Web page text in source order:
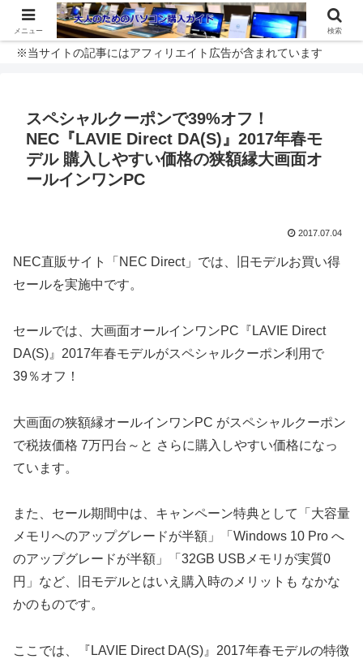
※当サイトの記事にはアフィリエイト広告が含まれています
スペシャルクーポンで39%オフ！
NEC『LAVIE Direct DA(S)』2017年春モ
デル 購入しやすい価格の狭額縁大画面オ
ールインワンPC
2017.07.04
NEC直販サイト「NEC Direct」では、旧モデルお買い得
セールを実施中です。
セールでは、大画面オールインワンPC『LAVIE Direct
DA(S)』2017年春モデルがスペシャルクーポン利用で
39％オフ！
大画面の狭額縁オールインワンPC がスペシャルクーポン
で税抜価格 7万円台～と さらに購入しやすい価格になっ
ています。
また、セール期間中は、キャンペーン特典として「大容量
メモリへのアップグレードが半額」「Windows 10 Pro へ
のアップグレードが半額」「32GB USBメモリが実質0
円」など、旧モデルとはいえ購入時のメリットも なかな
かのものです。
ここでは、『LAVIE Direct DA(S)』2017年春モデルの特徴
メニュー 検索